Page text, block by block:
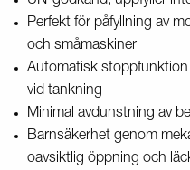
Perfekt för påfyllning av
och småmaskiner
Automatisk stoppfunktion
vid tankning
Minimal avdunstning av
Barnsäkerhet genom
oavsiktlig öppning och